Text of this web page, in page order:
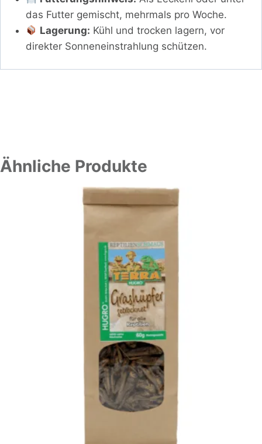
das Futter gemischt, mehrmals pro Woche.
Lagerung: Kühl und trocken lagern, vor
direkter Sonneneinstrahlung schützen.
Ähnliche Produkte